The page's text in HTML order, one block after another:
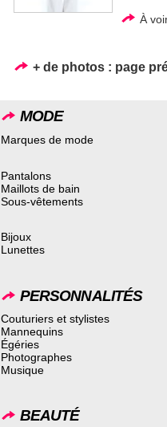
À
+ de photos : page
MODE
Marques de mode
Pantalons
Maillots de bain
Sous-vêtements
Bijoux
Lunettes
PERSONNALITÉS
Couturiers et stylistes
Mannequins
Égéries
Photographes
Musique
BEAUTÉ